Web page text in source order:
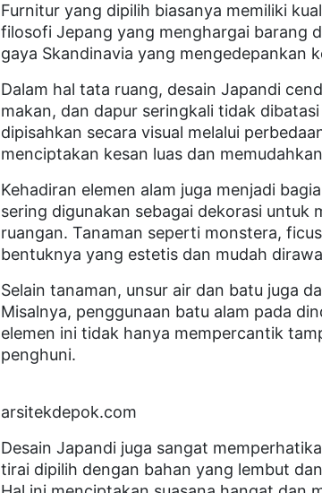
Furnitur yang dipilih biasanya memiliki
filosofi Jepang yang menghargai barang
gaya Skandinavia yang mengedepankan
Dalam hal tata ruang, desain Japandi
makan, dan dapur seringkali tidak
dipisahkan secara visual melalui
menciptakan kesan luas dan
Kehadiran elemen alam juga menjadi
sering digunakan sebagai dekorasi untuk
ruangan. Tanaman seperti monstera,
bentuknya yang estetis dan mudah
Selain tanaman, unsur air dan batu juga
Misalnya, penggunaan batu alam pada
elemen ini tidak hanya mempercantik
penghuni.
arsitekdepok.com
Desain Japandi juga sangat
tirai dipilih dengan bahan yang lembut